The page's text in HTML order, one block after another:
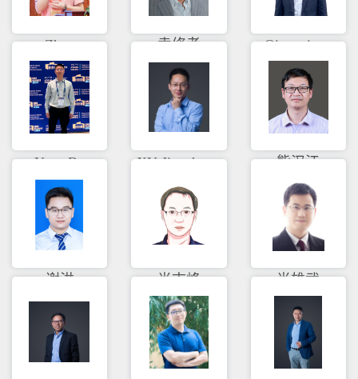
Zhan
Zongqian
袁修孝
Qiangqiang
Yuan
Yang Bo XU Jingzhong 熊汉江
谢洪 肖志峰 肖雄武